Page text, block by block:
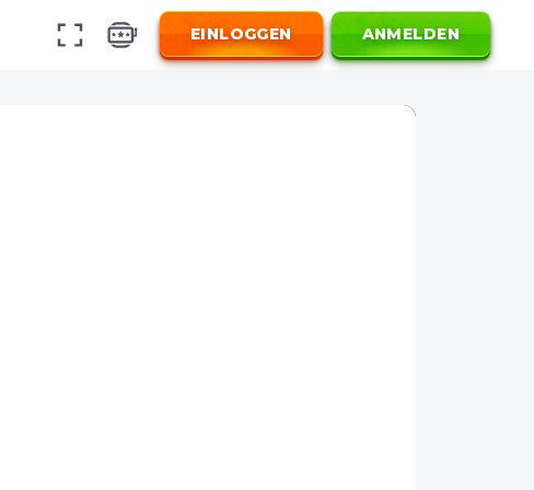
EINLOGGEN ANMELDEN